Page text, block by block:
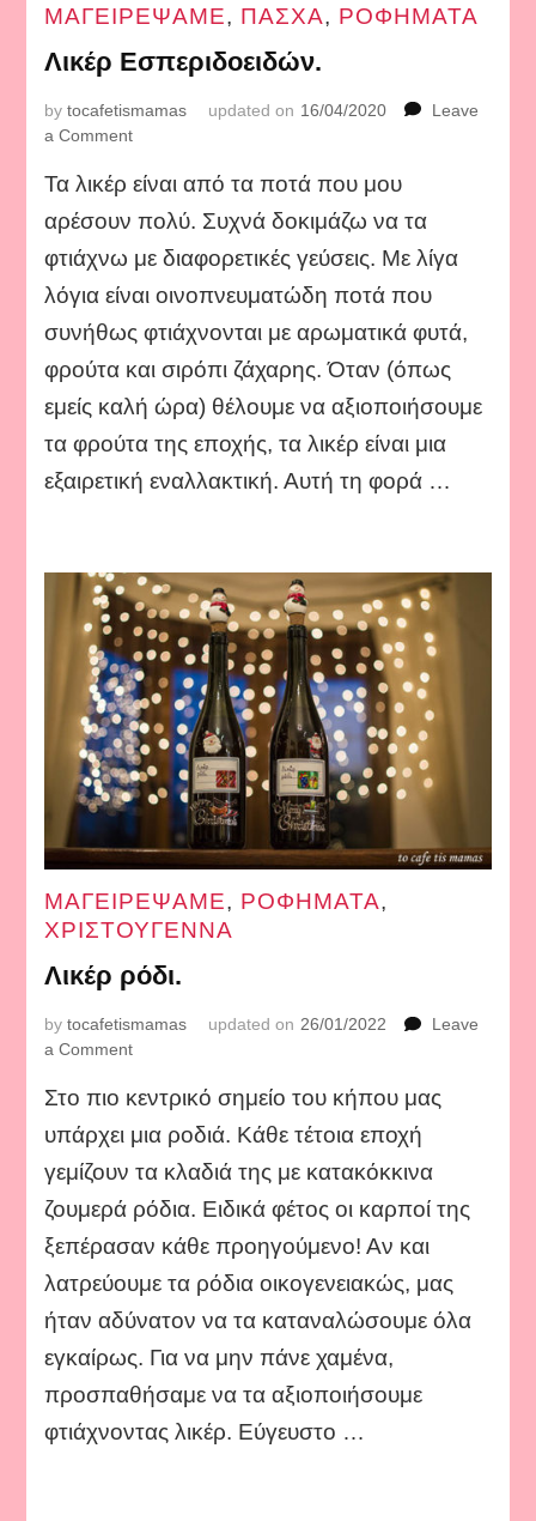
ΜΑΓΕΙΡΕΨΑΜΕ, ΠΑΣΧΑ, ΡΟΦΗΜΑΤΑ
Λικέρ Εσπεριδοειδών.
bytocafetismamas updated on 16/04/2020
Leave
a Commenton
Εσπεριδοειδών.
Τα λικέρ είναι από τα ποτά που μου
αρέσουν πολύ. Συχνά δοκιμάζω να τα
φτιάχνω με διαφορετικές γεύσεις. Με λίγα
λόγια είναι οινοπνευματώδη ποτά που
συνήθως φτιάχνονται με αρωματικά φυτά,
φρούτα και σιρόπι ζάχαρης. Όταν (όπως
εμείς καλή ώρα) θέλουμε να αξιοποιήσουμε
τα φρούτα της εποχής, τα λικέρ είναι μια
εξαιρετική εναλλακτική. Αυτή τη φορά …
ΜΑΓΕΙΡΕΨΑΜΕ, ΡΟΦΗΜΑΤΑ,
ΧΡΙΣΤΟΥΓΕΝΝΑ
Λικέρ ρόδι.
bytocafetismamas updated on 26/01/2022
Leave
a Commenton
ρόδι.
Στο πιο κεντρικό σημείο του κήπου μας
υπάρχει μια ροδιά. Κάθε τέτοια εποχή
γεμίζουν τα κλαδιά της με κατακόκκινα
ζουμερά ρόδια. Ειδικά φέτος οι καρποί της
ξεπέρασαν κάθε προηγούμενο! Αν και
λατρεύουμε τα ρόδια οικογενειακώς, μας
ήταν αδύνατον να τα καταναλώσουμε όλα
εγκαίρως. Για να μην πάνε χαμένα,
προσπαθήσαμε να τα αξιοποιήσουμε
φτιάχνοντας λικέρ. Εύγευστο …